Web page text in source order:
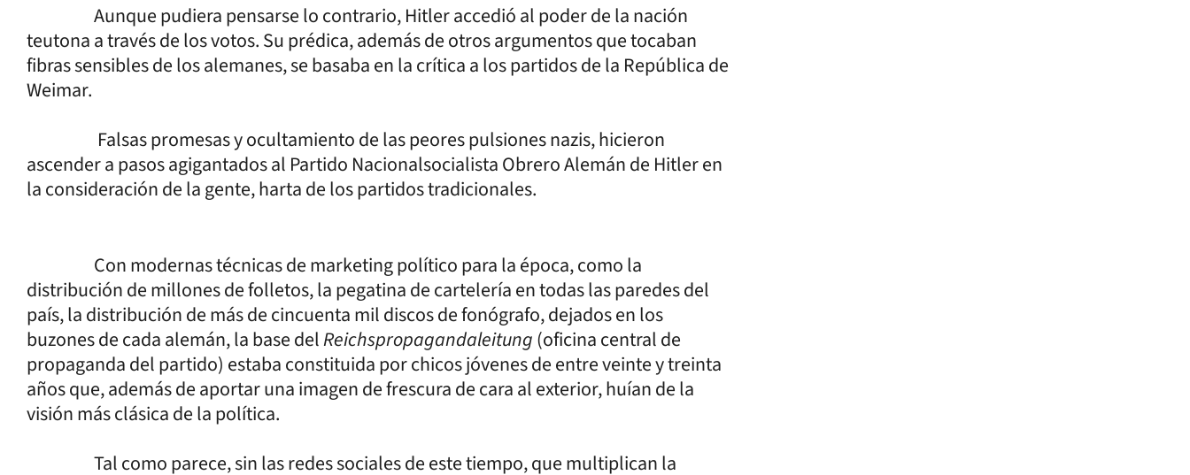
Aunque pudiera pensarse lo contrario, Hitler accedió al poder de la nación
teutona a través de los votos. Su prédica, además de otros argumentos que tocaban
fibras sensibles de los alemanes, se basaba en la crítica a los partidos de la República de
Weimar.
Falsas promesas y ocultamiento de las peores pulsiones nazis, hicieron
ascender a pasos agigantados al Partido Nacionalsocialista Obrero Alemán de Hitler en
la consideración de la gente, harta de los partidos tradicionales.
Con modernas técnicas de marketing político para la época, como la
distribución de millones de folletos, la pegatina de cartelería en todas las paredes del
país, la distribución de más de cincuenta mil discos de fonógrafo, dejados en los
buzones de cada alemán, la base delReichspropagandaleitung(oficina central de
propaganda del partido) estaba constituida por chicos jóvenes de entre veinte y treinta
años que, además de aportar una imagen de frescura de cara al exterior, huían de la
visión más clásica de la política.
Tal como parece, sin las redes sociales de este tiempo, que multiplican la